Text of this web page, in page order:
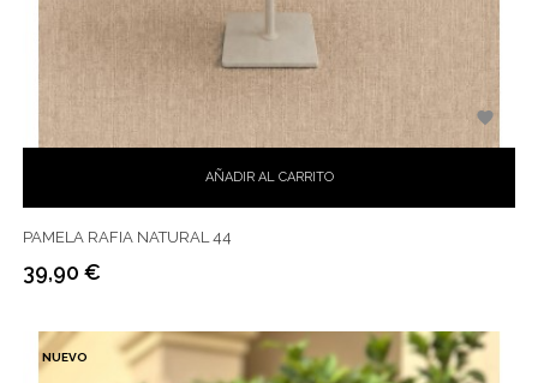
AÑADIR AL CARRITO

PAMELA RAFIA NATURAL 44
Precio
39,90 €
NUEVO